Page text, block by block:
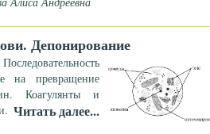
Депонирование
на превращение
Коагулянты и
Читать далее...